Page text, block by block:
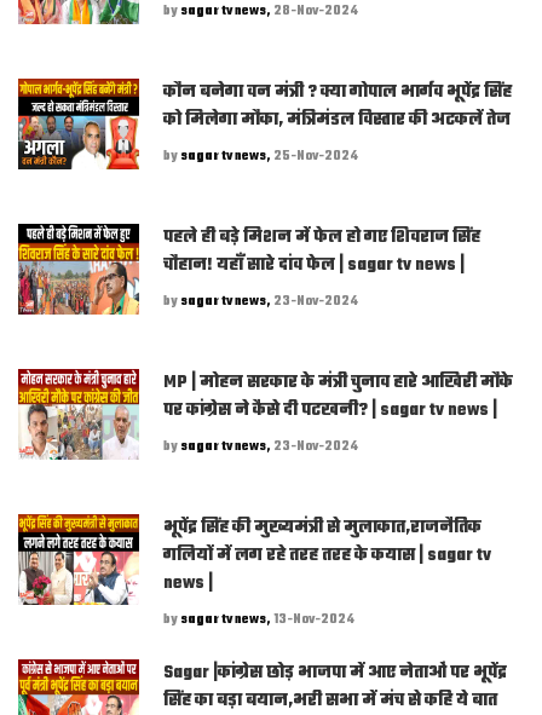
bysagar tv news, 28-Nov-2024
कौन बनेगा वन मंत्री ? क्या गोपाल भार्गव भूपेंद्र सिंह
को मिलेगा मौका, मंत्रिमंडल विस्तार की अटकलें तेज
bysagar tv news, 25-Nov-2024
पहले ही बड़े मिशन में फेल हो गए शिवराज सिंह
चौहान! यहाँ सारे दांव फेल | sagar tv news |
bysagar tv news, 23-Nov-2024
MP | मोहन सरकार के मंत्री चुनाव हारे आखिरी मौके
पर कांग्रेस ने कैसे दी पटखनी? | sagar tv news |
bysagar tv news, 23-Nov-2024
भूपेंद्र सिंह की मुख्यमंत्री से मुलाकात,राजनैतिक
गलियों में लग रहे तरह तरह के कयास | sagar tv
news |
bysagar tv news,13-Nov-2024
Sagar |कांग्रेस छोड़ भाजपा में आए नेताओं पर भूपेंद्र
सिंह का बड़ा बयान,भरी सभा में मंच से कहि ये बात